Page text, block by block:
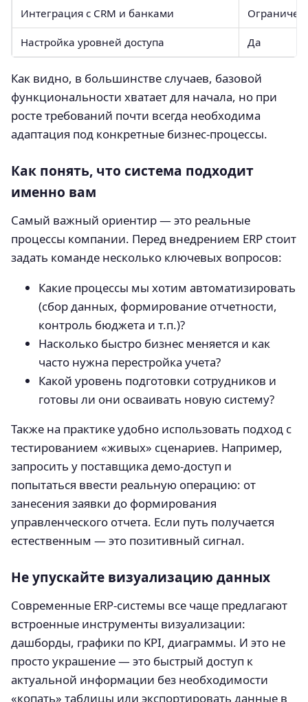
Интеграция с CRM и банками
Настройка уровней доступа Да
Как видно, в большинстве случаев, базовой
функциональности хватает для начала, но при
росте требований почти всегда необходима
адаптация под конкретные бизнес-процессы.
Как понять, что система подходит
именно вам
Самый важный ориентир — это реальные
процессы компании. Перед внедрением ERP стоит
задать команде несколько ключевых вопросов:
Какие процессы мы хотим автоматизировать
(сбор данных, формирование отчетности,
контроль бюджета и т.п.)?
Насколько быстро бизнес меняется и как
часто нужна перестройка учета?
Какой уровень подготовки сотрудников и
готовы ли они осваивать новую систему?
Также на практике удобно использовать подход с
тестированием «живых» сценариев. Например,
запросить у поставщика демо-доступ и
попытаться ввести реальную операцию: от
занесения заявки до формирования
управленческого отчета. Если путь получается
естественным — это позитивный сигнал.
Не упускайте визуализацию данных
Современные ERP-системы все чаще предлагают
встроенные инструменты визуализации:
дашборды, графики по KPI, диаграммы. И это не
просто украшение — это быстрый доступ к
актуальной информации без необходимости
«копать» таблицы или экспортировать данные в